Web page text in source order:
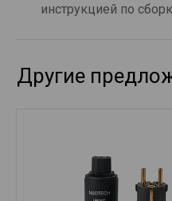
инструкцией по
Другие